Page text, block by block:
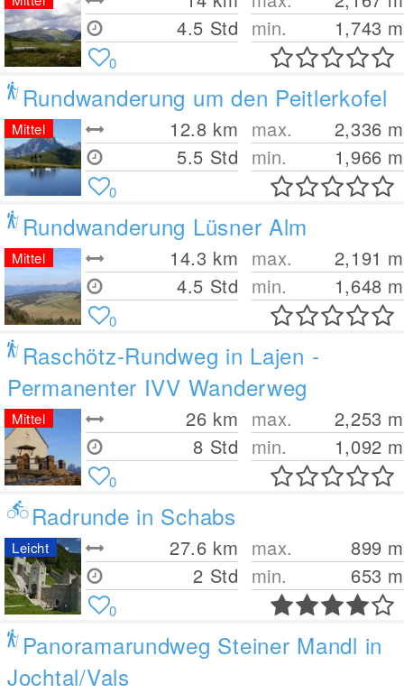
4.5 Std min.
1,743 m
0
Rundwanderung um den Peitlerkofel
12.8 km
5.5 Std
max. 2,336 m
min.
1,966 m
Mittel
0
Rundwanderung Lüsner Alm
14.3 km
4.5 Std
max. 2,191 m
min.
1,648 m
Mittel
0
Raschötz-Rundweg in Lajen -
Permanenter IVV Wanderweg
26 km
8 Std
max. 2,253 m
min.
1,092 m
Mittel
0
Radrunde in Schabs
27.6 km
2 Std
max. 899 m
min.
653 m
Leicht
0
Panoramarundweg Steiner Mandl in
Jochtal/Vals